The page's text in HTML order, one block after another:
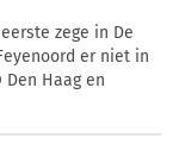
zege in De
er niet in
Den Haag en